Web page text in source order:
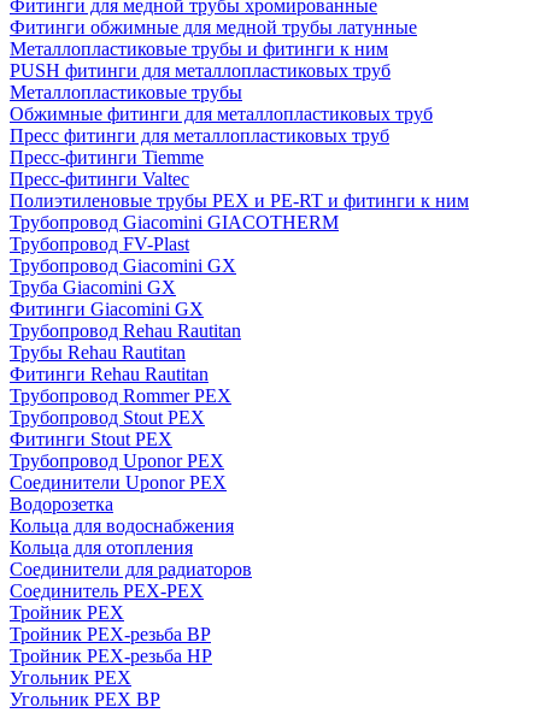
Фитинги для медной трубы хромированные
Фитинги обжимные для медной трубы латунные
Металлопластиковые трубы и фитинги к ним
PUSH фитинги для металлопластиковых труб
Металлопластиковые трубы
Обжимные фитинги для металлопластиковых труб
Пресс фитинги для металлопластиковых труб
Пресс-фитинги Tiemme
Пресс-фитинги Valtec
Полиэтиленовые трубы PEX и PE-RT и фитинги к ним
Трубопровод Giacomini GIACOTHERM
Трубопровод FV-Plast
Трубопровод Giacomini GX
Труба Giacomini GX
Фитинги Giacomini GX
Трубопровод Rehau Rautitan
Трубы Rehau Rautitan
Фитинги Rehau Rautitan
Трубопровод Rommer PEX
Трубопровод Stout PEX
Фитинги Stout PEX
Трубопровод Uponor PEX
Соединители Uponor PEX
Водорозетка
Кольца для водоснабжения
Кольца для отопления
Соединители для радиаторов
Соединитель PEX-PEX
Тройник PEX
Тройник PEX-резьба ВР
Тройник PEX-резьба НР
Угольник PEX
Угольник PEX ВР